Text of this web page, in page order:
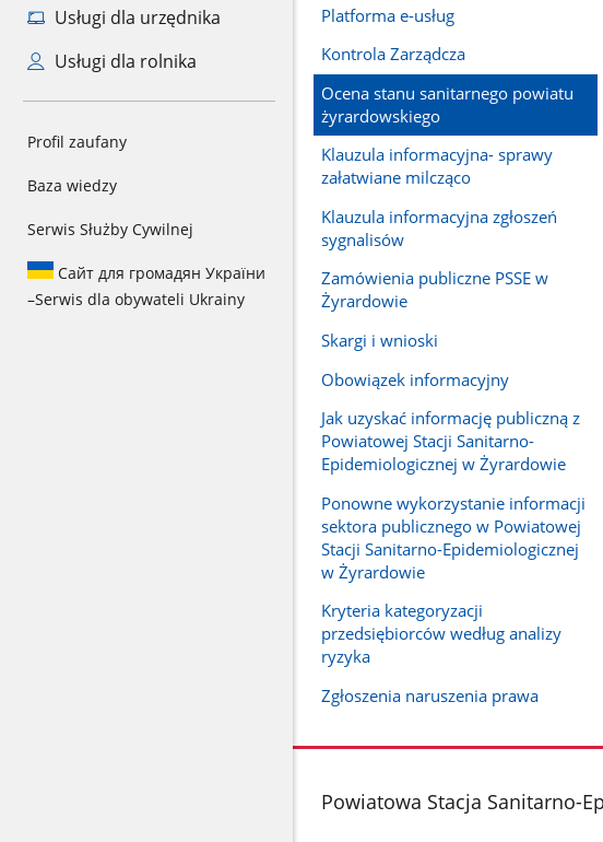
Usługi dla urzędnika
Usługi dla rolnika
Profil zaufany
Baza wiedzy
Serwis Służby Cywilnej
Сайт для громадян України
–Serwis dla obywateli Ukrainy
Platforma e-usług
Kontrola Zarządcza
Ocena stanu sanitarnego powiatu
żyrardowskiego
Klauzula informacyjna- sprawy
załatwiane milcząco
Klauzula informacyjna zgłoszeń
sygnalisów
Zamówienia publiczne PSSE w
Żyrardowie
Skargi i wnioski
Obowiązek informacyjny
Jak uzyskać informację publiczną z
Powiatowej Stacji Sanitarno-
Epidemiologicznej w Żyrardowie
Ponowne wykorzystanie informacji
sektora publicznego w Powiatowej
Stacji Sanitarno-Epidemiologicznej
w Żyrardowie
Kryteria kategoryzacji
przedsiębiorców według analizy
ryzyka
Zgłoszenia naruszenia prawa
stopka
Powiatowa Stacja Sanitarno-